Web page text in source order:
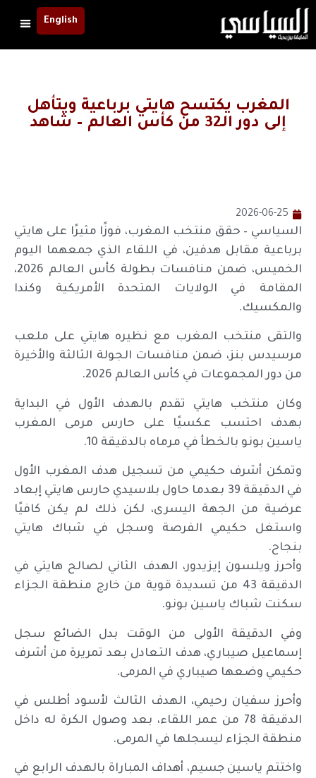
English
المغرب يكتسح هايتي برباعية ويتأهل
إلى دور الـ32 من كأس العالم – شاهد
2026-06-25
السياسي – حقق منتخب المغرب، فوزًا مثيرًا على هايتي
برباعية مقابل هدفين، في اللقاء الذي جمعهما اليوم
الخميس، ضمن منافسات بطولة كأس العالم 2026،
المقامة في الولايات المتحدة الأمريكية وكندا
والمكسيك.
والتقى منتخب المغرب مع نظيره هايتي على ملعب
مرسيدس بنز، ضمن منافسات الجولة الثالثة والأخيرة
من دور المجموعات في كأس العالم 2026.
وكان منتخب هايتي تقدم بالهدف الأول في البداية
بهدف احتسب عكسيًا على حارس مرمى المغرب
ياسين بونو بالخطأ في مرماه بالدقيقة 10.
وتمكن أشرف حكيمي من تسجيل هدف المغرب الأول
في الدقيقة 39 بعدما حاول بلاسيدي حارس هايتي إبعاد
عرضية من الجهة اليسرى، لكن ذلك لم يكن كافيًا
واستغل حكيمي الفرصة وسجل في شباك هايتي
بنجاح.
وأحرز ويلسون إيزيدور، الهدف الثاني لصالح هايتي في
الدقيقة 43 من تسديدة قوية من خارج منطقة الجزاء
سكنت شباك ياسين بونو.
وفي الدقيقة الأولى من الوقت بدل الضائع سجل
إسماعيل صيباري، هدف التعادل بعد تمريرة من أشرف
حكيمي وضعها صيباري في المرمى.
وأحرز سفيان رحيمي، الهدف الثالث لأسود أطلس في
الدقيقة 78 من عمر اللقاء، بعد وصول الكرة له داخل
منطقة الجزاء ليسجلها في المرمى.
واختتم ياسين جسيم، أهداف المباراة بالهدف الرابع في